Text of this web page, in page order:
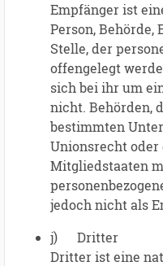
Empfänger ist
Person,
Stelle, der
offengelegt
sich bei ihr um
nicht. Behörden,
bestimmten
Unionsrecht oder
Mitgliedstaaten
jedoch nicht als
j) Dritter
Dritter ist eine